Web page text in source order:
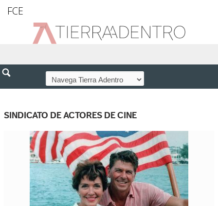
FCE
SINDICATO DE ACTORES DE CINE